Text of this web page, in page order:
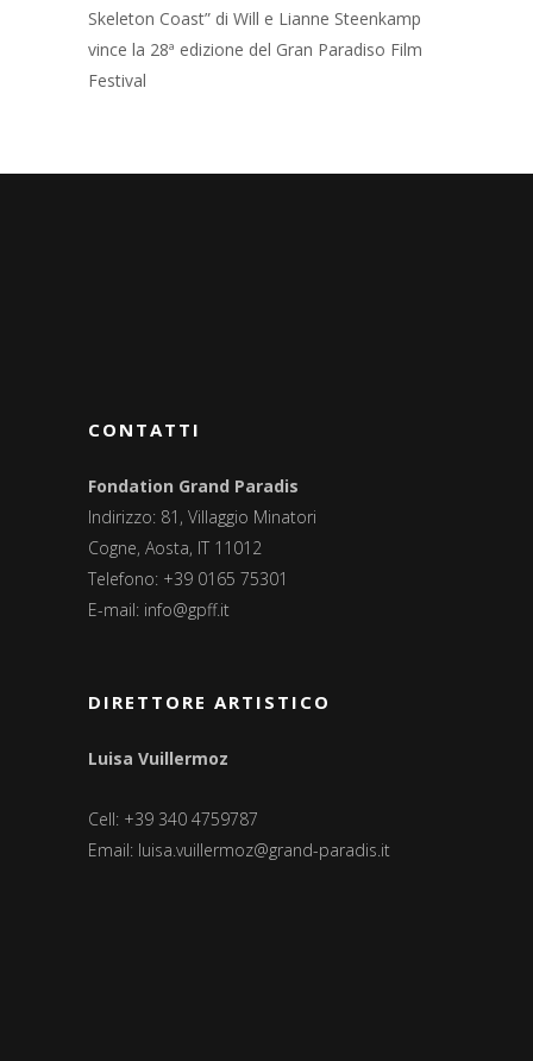
Skeleton Coast” di Will e Lianne Steenkamp
vince la 28ª edizione del Gran Paradiso Film
Festival
CONTATTI
Fondation Grand Paradis
Indirizzo: 81, Villaggio Minatori
Cogne, Aosta, IT 11012
Telefono: +39 0165 75301
E-mail: info@gpff.it
DIRETTORE ARTISTICO
Luisa Vuillermoz
Cell: +39 340 4759787
Email: luisa.vuillermoz@grand-paradis.it